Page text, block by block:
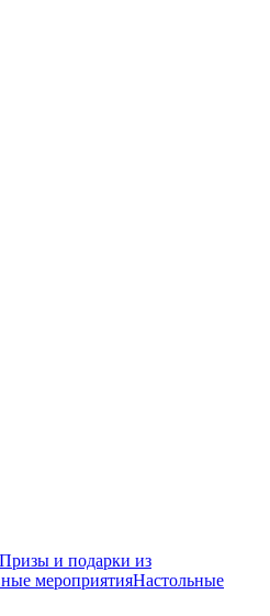
Призы и подарки из
мероприятияНастольные